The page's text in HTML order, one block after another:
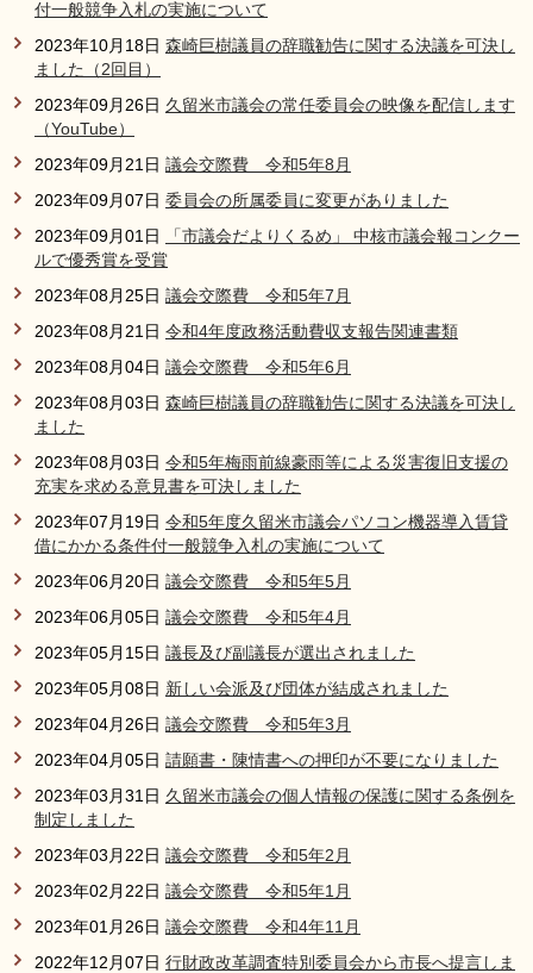
付一般競争入札の実施について
2023年10月18日 森崎巨樹議員の辞職勧告に関する決議を可決し
ました（2回目）
2023年09月26日 久留米市議会の常任委員会の映像を配信します
（YouTube）
2023年09月21日 議会交際費 令和5年8月
2023年09月07日 委員会の所属委員に変更がありました
2023年09月01日
「市議会だよりくるめ」 中核市議会報コンクー
ルで優秀賞を受賞
2023年08月25日 議会交際費 令和5年7月
2023年08月21日 令和4年度政務活動費収支報告関連書類
2023年08月04日 議会交際費 令和5年6月
2023年08月03日 森崎巨樹議員の辞職勧告に関する決議を可決し
ました
2023年08月03日 令和5年梅雨前線豪雨等による災害復旧支援の
充実を求める意見書を可決しました
2023年07月19日 令和5年度久留米市議会パソコン機器導入賃貸
借にかかる条件付一般競争入札の実施について
2023年06月20日 議会交際費 令和5年5月
2023年06月05日 議会交際費 令和5年4月
2023年05月15日 議⻑及び副議⻑が選出されました
2023年05月08日 新しい会派及び団体が結成されました
2023年04月26日 議会交際費 令和5年3月
2023年04月05日 請願書・陳情書への押印が不要になりました
2023年03月31日 久留米市議会の個人情報の保護に関する条例を
制定しました
2023年03月22日 議会交際費 令和5年2月
2023年02月22日 議会交際費 令和5年1月
2023年01月26日 議会交際費 令和4年11月
2022年12月07日 行財政改革調査特別委員会から市長へ提言しま